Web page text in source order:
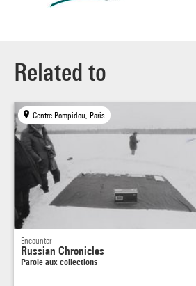
Related to
Centre Pompidou, Paris
Encounter
Russian Chronicles
Parole aux collections